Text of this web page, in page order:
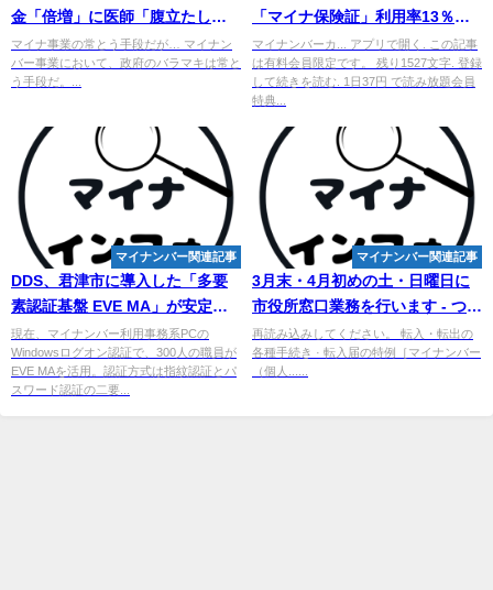
金「倍増」に医師「腹立たし
い」と怒るワケ 政府の普及策で
薬局の ...
マイナ事業の常とう手段だが… マイナン
バー事業において、政府のバラマキは常と
う手段だ。...
「マイナ保険証」利用率13％、
低迷なお - 西日本新聞
マイナンバーカ... アプリで開く. この記事
は有料会員限定です。 残り1527文字. 登録
して続きを読む. 1日37円 で読み放題会員
特典...
マイナンバー関連記事
DDS、君津市に導入した「多要
素認証基盤 EVE MA」が安定稼
働9年目に - 週刊BCN
現在、マイナンバー利用事務系PCの
Windowsログオン認証で、300人の職員が
EVE MAを活用。認証方式は指紋認証とパ
スワード認証の二要...
マイナンバー関連記事
3月末・4月初めの土・日曜日に
市役所窓口業務を行います - つが
る市
再読み込みしてください。 転入・転出の
各種手続き · 転入届の特例［マイナンバー
（個人......